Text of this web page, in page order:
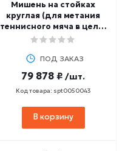
Мишень на стойках
круглая (для метания
теннисного мяча в цель)
D90 см ZAVODSPORTA
ПОД ЗАКАЗ
79 878 ₽ /шт.
Код товара: spt0050043
В корзину